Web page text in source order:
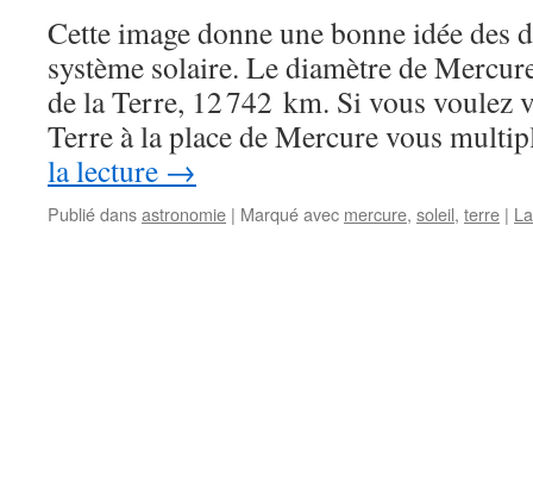
Cette image donne une bonne idée des
système solaire. Le diamètre de
de la Terre, 12 742 km. Si vous voulez
Terre à la place de Mercure vous
la lecture →
Publié dansastronomie | Marqué avec mercure, soleil, terre |